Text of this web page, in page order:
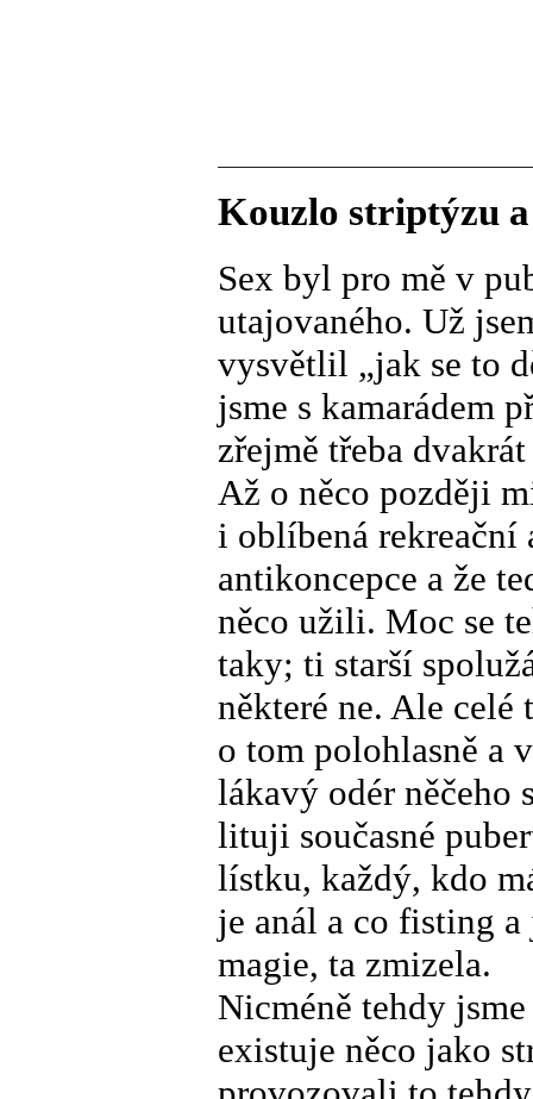
Kouzlo striptýzu
Sex byl pro mě v
utajovaného. Už
vysvětlil „jak se to
jsme s kamarádem
zřejmě třeba
Až o něco později
i oblíbená rekreační
antikoncepce a že
něco užili. Moc se
taky; ti starší
některé ne. Ale
o tom polohlasně a
lákavý odér něčeho
lituji současné
lístku, každý, kdo
je anál a co fisting
magie, ta zmizela.
Nicméně tehdy
existuje něco jako